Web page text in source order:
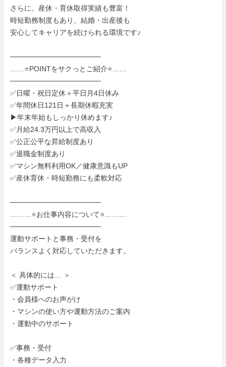
さらに、産休・育休取得実績も豊富！
時短勤務制度もあり、結婚・出産後も
安心してキャリアを続けられる環境です♪
──────────────────
……⭐POINTをサクっとご紹介⭐……
──────────────────
✅日曜・祝日定休＋平日月4日休み
✅年間休日121日＋長期休暇充実
▶年末年始もしっかり休めます♪
✅月給24.3万円以上で高収入
✅公正公平な昇給制度あり
✅退職金制度あり
✅マシン無料利用OK／健康意識もUP
✅産休育休・時短勤務にも柔軟対応
──────────────────
………⭐お仕事内容について⭐………
──────────────────
運動サポートと事務・受付を
バランスよく対応していただきます。
＜ 具体的には… ＞
✅運動サポート
・会員様へのお声がけ
・マシンの使い方や運動方法のご案内
・運動中のサポート
✅事務・受付
・各種データ入力